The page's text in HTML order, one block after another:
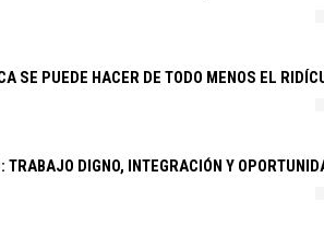
SE PUEDE HACER DE TODO MENOS EL
TRABAJO DIGNO, INTEGRACIÓN Y